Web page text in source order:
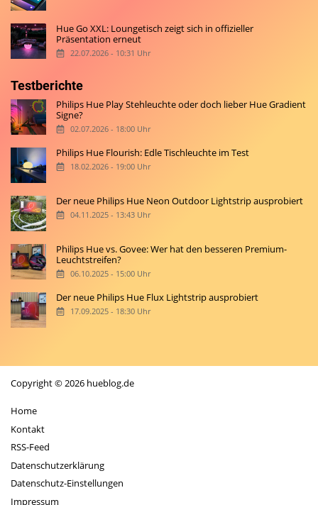
Hue Go XXL: Loungetisch zeigt sich in offizieller
Präsentation erneut
22.07.2026 - 10:31 Uhr
Testberichte
Philips Hue Play Stehleuchte oder doch lieber Hue Gradient
Signe?
02.07.2026 - 18:00 Uhr
Philips Hue Flourish: Edle Tischleuchte im Test
18.02.2026 - 19:00 Uhr
Der neue Philips Hue Neon Outdoor Lightstrip ausprobiert
04.11.2025 - 13:43 Uhr
Philips Hue vs. Govee: Wer hat den besseren Premium-
Leuchtstreifen?
06.10.2025 - 15:00 Uhr
Der neue Philips Hue Flux Lightstrip ausprobiert
17.09.2025 - 18:30 Uhr
Copyright © 2026 hueblog.de
Home
Kontakt
RSS-Feed
Datenschutzerklärung
Datenschutz-Einstellungen
Impressum